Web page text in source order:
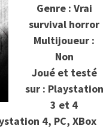
Genre : Vrai
survival horror
Multijoueur :
Non
Joué et testé
sur : Playstation
3 et 4
4, PC, XBox